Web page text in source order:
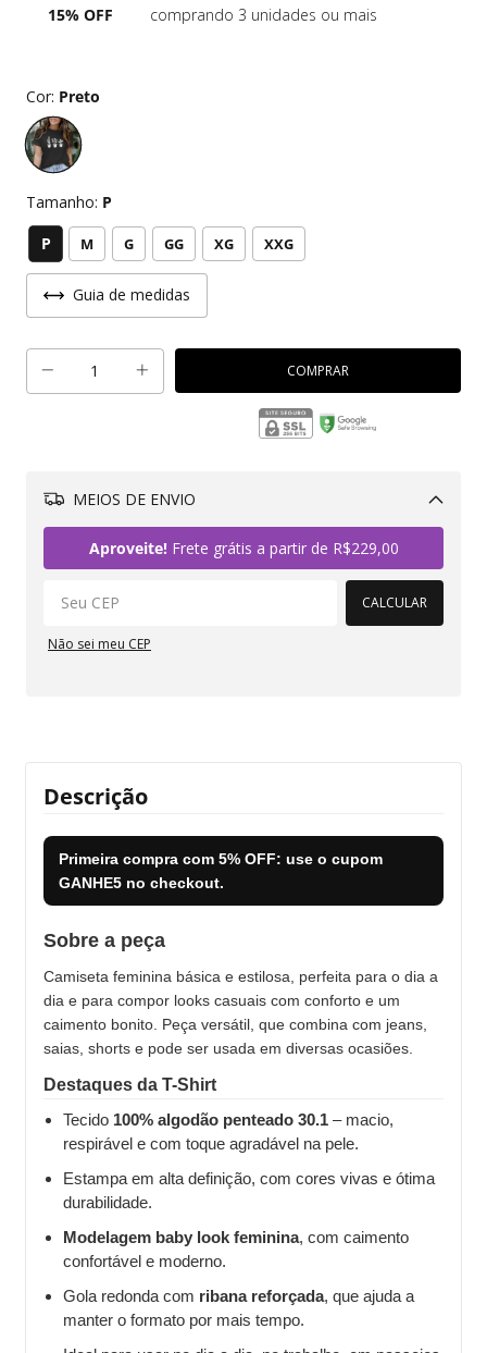
15% OFF
comprando 3 unidades ou mais
Cor: Preto
Tamanho: P
P M G GG XG XXG
Guia de medidas
MEIOS DE ENVIO
Aproveite!Frete grátis a partir de R$229,00
CALCULAR
Não sei meu CEP
Descrição
Primeira compra com 5% OFF: use o cupom
GANHE5 no checkout.
Sobre a peça
Camiseta feminina básica e estilosa, perfeita para o dia a
dia e para compor looks casuais com conforto e um
caimento bonito. Peça versátil, que combina com jeans,
saias, shorts e pode ser usada em diversas ocasiões.
Destaques da T-Shirt
Tecido 100% algodão penteado 30.1 – macio,
respirável e com toque agradável na pele.
Estampa em alta definição, com cores vivas e ótima
durabilidade.
Modelagem baby look feminina, com caimento
confortável e moderno.
Gola redonda com ribana reforçada, que ajuda a
manter o formato por mais tempo.